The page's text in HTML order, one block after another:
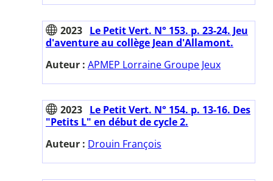
2023 Le Petit Vert. N° 153. p. 23-24. Jeu
d'aventure au collège Jean d'Allamont.
Auteur : APMEP Lorraine Groupe Jeux
2023 Le Petit Vert. N° 154. p. 13-16. Des
"Petits L" en début de cycle 2.
Auteur : Drouin François